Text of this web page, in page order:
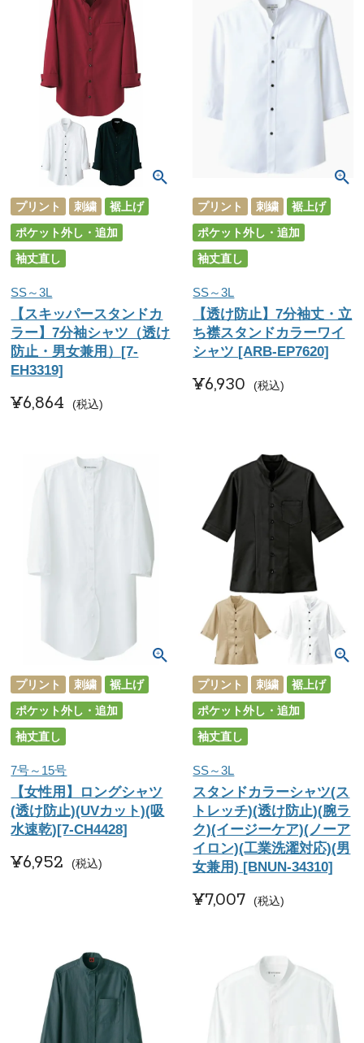
プリント 刺繍
裾上げ
ポケット外し・追加
袖丈直し
SS～3L
【スキッパースタンドカ
ラー】7分袖シャツ（透け
防止・男女兼用）[7-
EH3319]
¥6,864 税込
プリント 刺繍
裾上げ
ポケット外し・追加
袖丈直し
SS～3L
【透け防止】7分袖丈・立
ち襟スタンドカラーワイ
シャツ [ARB-EP7620]
¥6,930 税込
プリント 刺繍
裾上げ
ポケット外し・追加
袖丈直し
7号～15号
【女性用】ロングシャツ
(透け防止)(UVカット)(吸
水速乾)[7-CH4428]
¥6,952 税込
プリント 刺繍
裾上げ
ポケット外し・追加
袖丈直し
SS～3L
スタンドカラーシャツ(ス
トレッチ)(透け防止)(腕ラ
ク)(イージーケア)(ノーア
イロン)(工業洗濯対応)(男
女兼用) [BNUN-34310]
¥7,007 税込